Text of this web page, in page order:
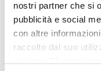
nostri partner che si
pubblicità e social
con altre
raccolto dal suo
Altezza
92 cm
Interasse
70 cm|50 cm
€ 487,00